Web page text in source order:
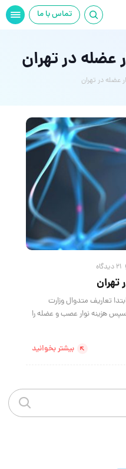
تماس با ما
در تهران
عضله در تهران
21 دیدگاه
تعاریف متدوال وزارت
هزینه نوار عصب و عضله را
بیشتر بخوانید